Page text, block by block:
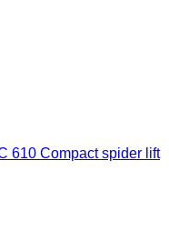
610 Compact spider lift